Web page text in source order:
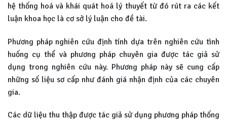
hệ thống hoá và khái quát hoá lý thuyết từ đó rút ra các kết
luận khoa học là cơ sở lý luận cho đề tài.
Phương pháp nghiên cứu định tính dựa trên nghiên cứu tình
huống cụ thể và phương pháp chuyên gia được tác giả sử
dụng trong nghiên cứu này. Phương pháp này sẽ cung cấp
những số liệu sơ cấp như đánh giá nhận định của các chuyên
gia.
Các dữ liệu thu thập được tác giả sử dụng phương pháp thống